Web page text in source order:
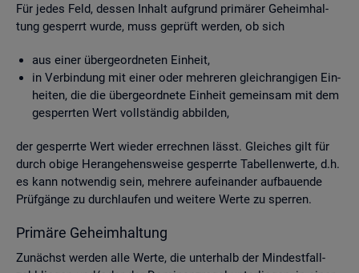
Für jedes Feld, des­sen In­halt auf­grund pri­mä­rer Ge­heim­hal­
tung ge­sperrt wurde, muss ge­prüft wer­den, ob sich
aus einer über­ge­ord­ne­ten Ein­heit,
in Ver­bin­dung mit einer oder meh­re­ren gleich­ran­gi­gen Ein­
hei­ten, die die über­ge­ord­ne­te Ein­heit ge­mein­sam mit dem
ge­sperr­ten Wert voll­stän­dig ab­bil­den,
der ge­sperr­te Wert wie­der er­rech­nen lässt. Glei­ches gilt für
durch obige Her­an­ge­hens­wei­se ge­sperr­te Ta­bel­len­wer­te, d.h.
es kann not­wen­dig sein, meh­re­re auf­ein­an­der auf­bau­en­de
Prüf­gän­ge zu durch­lau­fen und wei­te­re Werte zu sper­ren.
Pri­mä­re Ge­heim­hal­tung
Zu­nächst wer­den alle Werte, die un­ter­halb der Min­dest­fall­